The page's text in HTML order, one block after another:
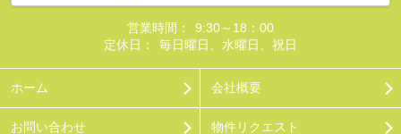
営業時間：
9:30～18：00
定休日：
毎日曜日、水曜日、祝日
ホーム 会社概要
お問い合わせ 物件リクエスト